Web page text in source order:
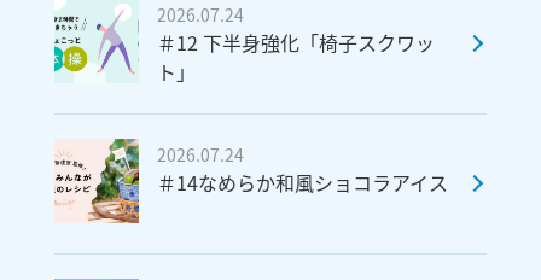
2026.07.24
＃12 下半身強化「椅子スクワッ
ト」
2026.07.24
＃14なめらか和風ショコラアイス